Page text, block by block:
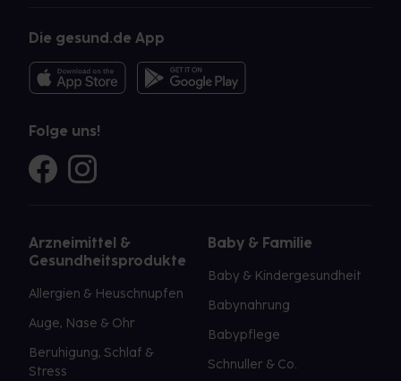
Die gesund.de App
Folge uns!
Arzneimittel &
Gesundheitsprodukte
Allergien & Heuschnupfen
Auge, Nase & Ohr
Beruhigung, Schlaf &
Stress
Baby & Familie
Baby & Kindergesundheit
Babynahrung
Babypflege
Schnuller & Co.